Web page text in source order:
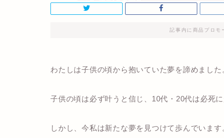
記事内に商品プロモ
わたしは子供の頃から抱いていた夢を諦めました
子供の頃は必ず叶うと信じ、10代・20代は必死
しかし、今私は新たな夢を見つけて歩んでいます